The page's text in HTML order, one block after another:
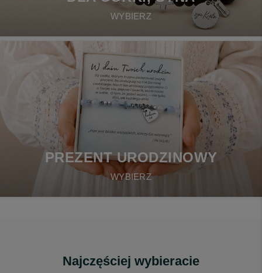
WYBIERZ
PREZENT URODZINOWY
WYBIERZ
Najczęściej wybieracie